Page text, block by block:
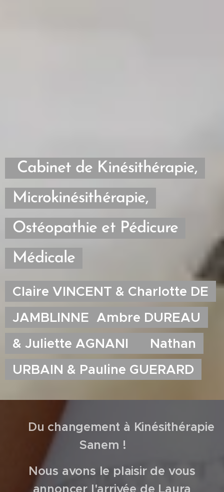
Cabinet de Kinésithérapie,
Microkinésithérapie,
Ostéopathie et Pédicure
Médicale
Claire VINCENT & Charlotte DE
JAMBLINNE Ambre DUREAU
& Juliette AGNANI
Nathan
URBAIN & Pauline GUERARD
🌿 Du changement à Kinésithérapie
Sanem ! 🌿
Nous avons le plaisir de vous
annoncer l'arrivée de Laura